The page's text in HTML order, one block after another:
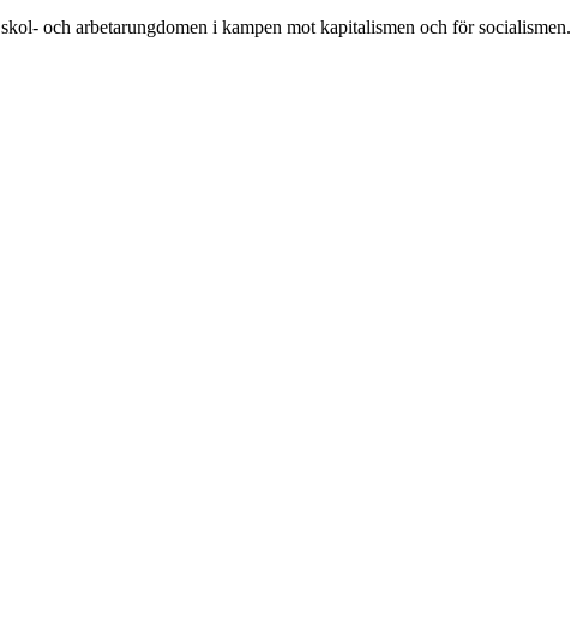
och arbetarungdomen i kampen mot kapitalismen och för socialismen.